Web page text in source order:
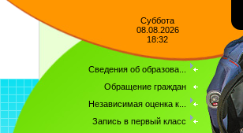
Суббота
08.08.2026
18:32
Сведения об образова...
Обращение граждан
Независимая оценка к...
Запись в первый класс